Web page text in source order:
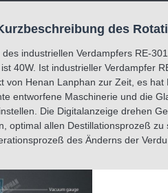
des
industriellen Verdampfers RE-
40W. Ist industrieller Verdampfer
von Henan Lanphan zur Zeit, es
entworfene Maschinerie und die
Die Digitalanzeige drehen
optimal allen Destillationsprozeß
des Änderns der